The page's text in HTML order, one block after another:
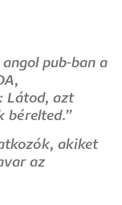
pub-ban a
Látod, azt
bérelted.”
akiket
az